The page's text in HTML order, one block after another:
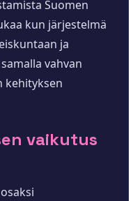
Suomen
kun järjestelmä
ja
vahvan
kehityksen
vaikutus